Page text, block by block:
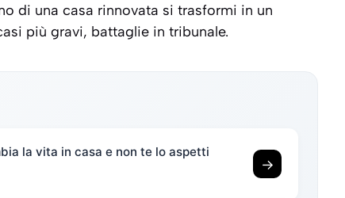
di una casa rinnovata si trasformi in un
più gravi, battaglie in tribunale.
la vita in casa e non te lo aspetti
→